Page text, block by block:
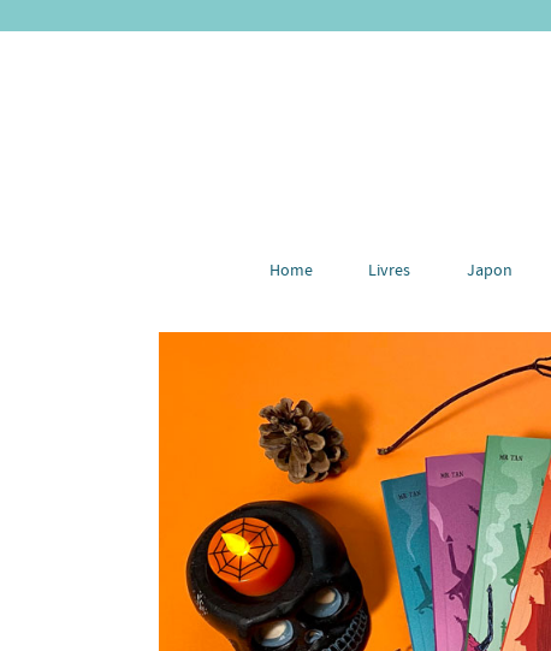
Home Livres Japon